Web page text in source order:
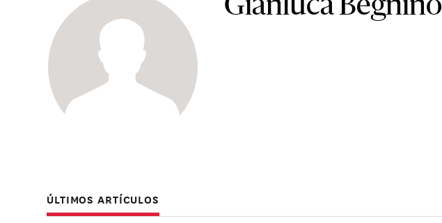
Gianluca Begnino
ÚLTIMOS ARTÍCULOS